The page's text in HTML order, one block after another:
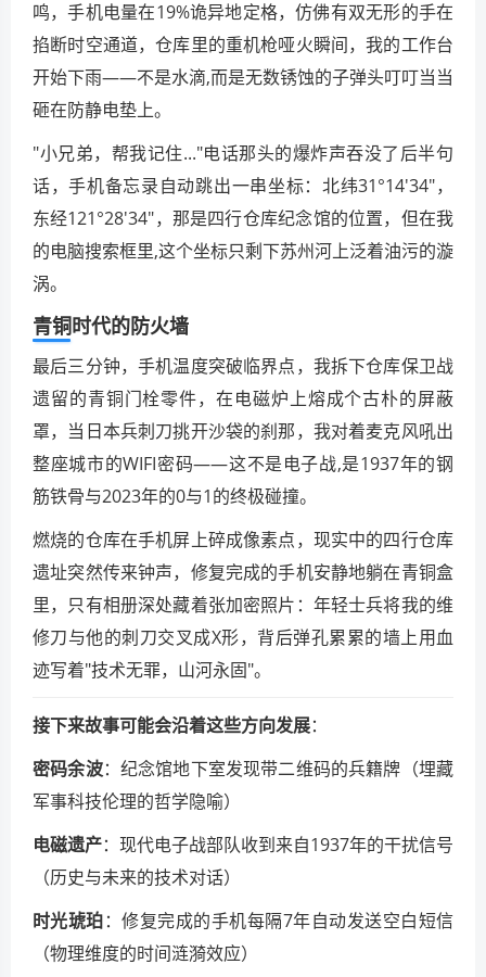
鸣，手机电量在19%诡异地定格，仿佛有双无形的手在
掐断时空通道，仓库里的重机枪哑火瞬间，我的工作台
开始下雨——不是水滴,而是无数锈蚀的子弹头叮叮当当
砸在防静电垫上。
"小兄弟，帮我记住..."电话那头的爆炸声吞没了后半句
话，手机备忘录自动跳出一串坐标：北纬31°14'34"，
东经121°28'34"，那是四行仓库纪念馆的位置，但在我
的电脑搜索框里,这个坐标只剩下苏州河上泛着油污的漩
涡。
青铜时代的防火墙
最后三分钟，手机温度突破临界点，我拆下仓库保卫战
遗留的青铜门栓零件，在电磁炉上熔成个古朴的屏蔽
罩，当日本兵刺刀挑开沙袋的刹那，我对着麦克风吼出
整座城市的WIFI密码——这不是电子战,是1937年的钢
筋铁骨与2023年的0与1的终极碰撞。
燃烧的仓库在手机屏上碎成像素点，现实中的四行仓库
遗址突然传来钟声，修复完成的手机安静地躺在青铜盒
里，只有相册深处藏着张加密照片：年轻士兵将我的维
修刀与他的刺刀交叉成X形，背后弹孔累累的墙上用血
迹写着"技术无罪，山河永固"。
接下来故事可能会沿着这些方向发展：
密码余波：纪念馆地下室发现带二维码的兵籍牌（埋藏
军事科技伦理的哲学隐喻）
电磁遗产：现代电子战部队收到来自1937年的干扰信号
（历史与未来的技术对话）
时光琥珀：修复完成的手机每隔7年自动发送空白短信
（物理维度的时间涟漪效应）